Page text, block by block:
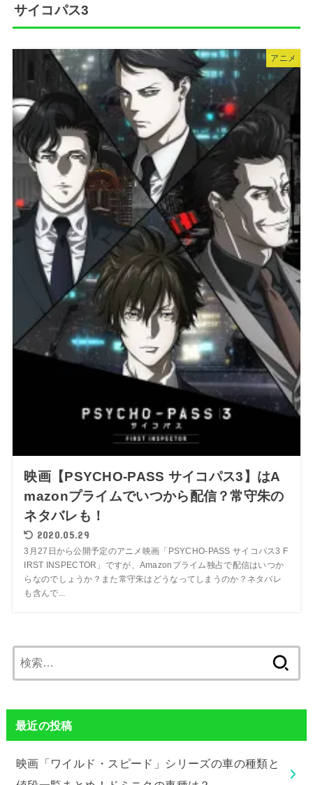
サイコパス3
アニメ
映画【PSYCHO-PASS サイコパス3】はA
mazonプライムでいつから配信？常守朱の
ネタバレも！
2020.05.29
3月27日から公開予定のアニメ映画「PSYCHO-PASS サイコパス3 F
IRST INSPECTOR」ですが、Amazonプライム独占で配信はいつか
らなのでしょうか？また常守朱はどうなってしまうのか？ネタバレ
も含んで...
索:
最近の投稿
映画「ワイルド・スピード」シリーズの車の種類と